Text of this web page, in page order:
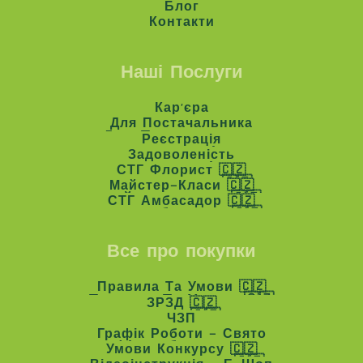
Блог
Блог
Контакти
Наші Послуги
Кар'єра
Кар'єра
Для Постачальника
Для Постачальника
Реєстрація
Реєстрація
Задоволеність
Задоволеність
СТГ Флорист 🇨🇿
СТГ Флорист 🇨🇿
Майстер-Класи 🇨🇿
Майстер-Класи 🇨🇿
СТГ Амбасадор 🇨🇿
СТГ Амбасадор 🇨🇿
Все про покупки
Правила Та Умови 🇨🇿
Правила Та Умови 🇨🇿
ЗРЗД 🇨🇿
ЗРЗД 🇨🇿
ЧЗП
ЧЗП
Графік Роботи - Свято
Графік Роботи - Свято
Умови Конкурсу 🇨🇿